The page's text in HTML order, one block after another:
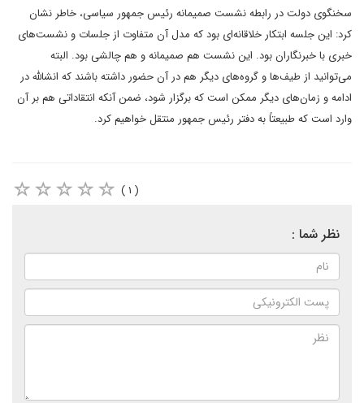
سخنگوی دولت در رابطه نشست صمیمانه رئیس جمهور سیاسی، خاطر نشان
کرد: این جلسه ابتکار خلاقانه‌ای بود که مدل آن متفاوت از جلسات و نشست‌های
خبری با خبرنگاران بود. این نشست هم صمیمانه و هم چالشی بود. البته
می‌توانید از طیف‌ها و گروه‌های دیگر هم در آن حضور داشته باشند که انشالله در
ادامه و زمان‌های دیگر ممکن است که برگزار شود، ضمن آنکه انتقاداتی هم بر آن
وارد است که طبیعتاً به دفتر رئیس جمهور منتقل خواهیم کرد.
( ۱ )
نظر شما :